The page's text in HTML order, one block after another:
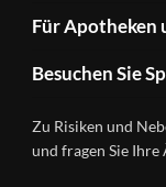
FAQ
Kontakt
Datenschutz
Produkte
A-
Ratgeber
Wirkstoffe
Für Apotheken
&
Händlerlogin
Besuchen Sie
Instagram
Zu Risiken und
und fragen Sie